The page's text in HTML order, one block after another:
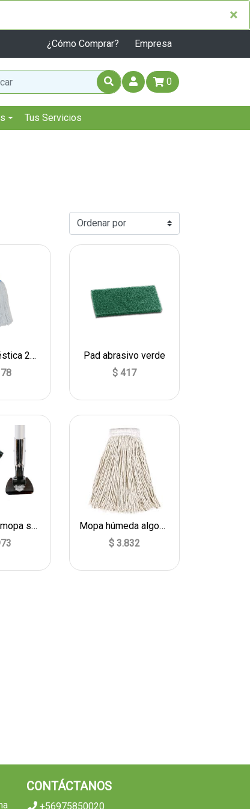
×
×
¿Cómo Comprar? Empresa
0
Tus Servicios
Mopa doméstica 200 gr
Pad abrasivo verde
$ 417
Mango clip mopa seca
Mopa húmeda algodón
$ 3.832
CONTÁCTANOS
+56975850020